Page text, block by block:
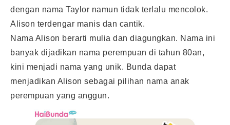
dengan nama Taylor namun tidak terlalu mencolok.
Alison terdengar manis dan cantik.
Nama Alison berarti mulia dan diagungkan. Nama ini
banyak dijadikan nama perempuan di tahun 80an,
kini menjadi nama yang unik. Bunda dapat
menjadikan Alison sebagai pilihan nama anak
perempuan yang anggun.